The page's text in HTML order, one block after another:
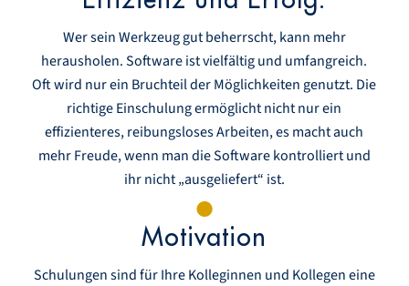
Wer sein Werkzeug gut beherrscht, kann mehr
herausholen. Software ist vielfältig und umfangreich.
Oft wird nur ein Bruchteil der Möglichkeiten genutzt. Die
richtige Einschulung ermöglicht nicht nur ein
effizienteres, reibungsloses Arbeiten, es macht auch
mehr Freude, wenn man die Software kontrolliert und
ihr nicht „ausgeliefert“ ist.
Motivation
Schulungen sind für Ihre Kolleginnen und Kollegen eine